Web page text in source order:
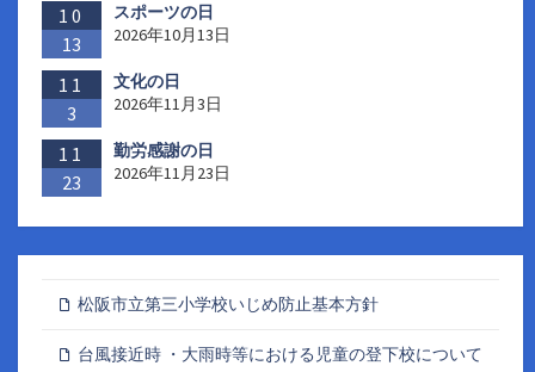
10
13
スポーツの日
2026年10月13日
11
3
文化の日
2026年11月3日
11
23
勤労感謝の日
2026年11月23日
松阪市立第三小学校いじめ防止基本方針
台風接近時 ・大雨時等における児童の登下校について